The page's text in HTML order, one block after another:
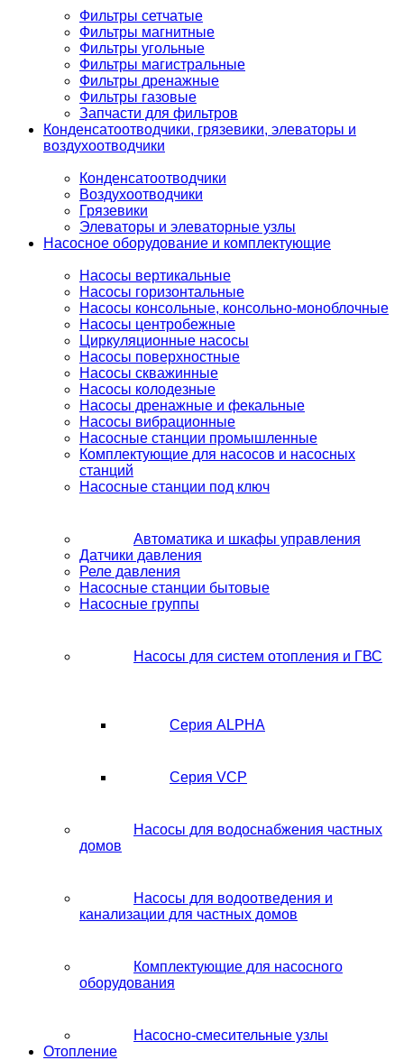
Фильтры сетчатые
Фильтры магнитные
Фильтры угольные
Фильтры магистральные
Фильтры дренажные
Фильтры газовые
Запчасти для фильтров
Конденсатоотводчики, грязевики, элеваторы и
воздухоотводчики
Конденсатоотводчики
Воздухоотводчики
Грязевики
Элеваторы и элеваторные узлы
Насосное оборудование и комплектующие
Насосы вертикальные
Насосы горизонтальные
Насосы консольные, консольно-моноблочные
Насосы центробежные
Циркуляционные насосы
Насосы поверхностные
Насосы скважинные
Насосы колодезные
Насосы дренажные и фекальные
Насосы вибрационные
Насосные станции промышленные
Комплектующие для насосов и насосных
станций
Насосные станции под ключ
Автоматика и шкафы управления
Датчики давления
Реле давления
Насосные станции бытовые
Насосные группы
Насосы для систем отопления и ГВС
Серия ALPHA
Серия VCP
Насосы для водоснабжения частных
домов
Насосы для водоотведения и
канализации для частных домов
Комплектующие для насосного
оборудования
Насосно-смесительные узлы
Отопление